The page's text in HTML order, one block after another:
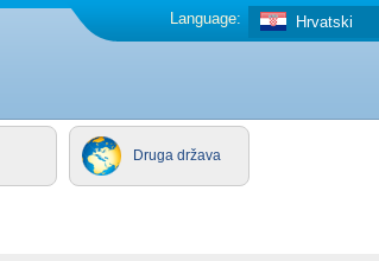
Hrvatski
Language:
Druga država